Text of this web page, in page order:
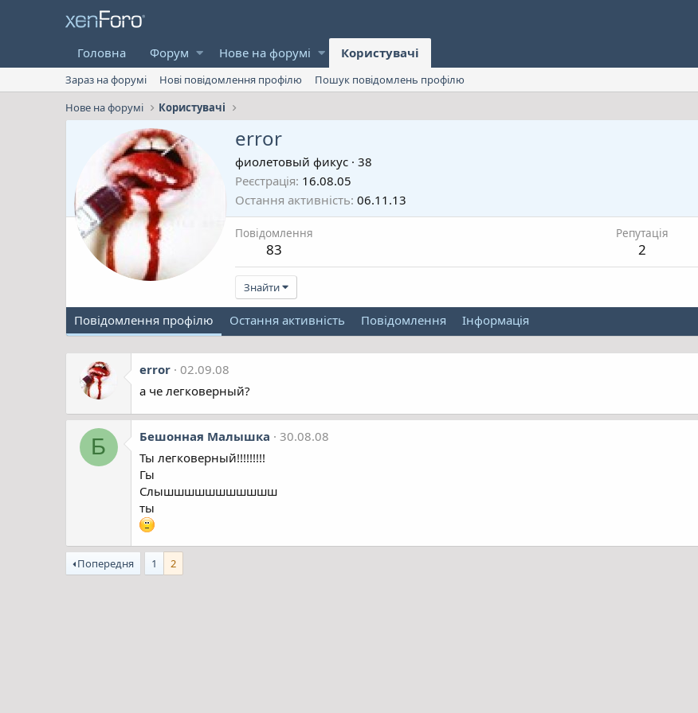
Головна Форум Нове на форумі Користувачі
Зараз на форумі Нові повідомлення профілю
Пошук повідомлень профілю
Нове на форумі
Користувачі
error
фиолетовый фикус · 38
Реєстрація 16.08.05
Остання активність 06.11.13
Повідомлення
83
Репутація
2
Знайти
Повідомлення профілю Остання активність Повідомлення Інформація
error 02.09.08
а че легковерный?
Б Бешонная Малышка
30.08.08
Ты легковерный!!!!!!!!!
Гы
Слышшшшшшшшшшш
ты
Попередня 1 2